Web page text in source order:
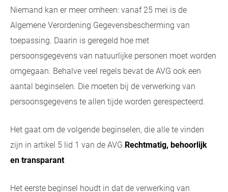
Niemand kan er meer omheen: vanaf 25 mei is de
Algemene Verordening Gegevensbescherming van
toepassing. Daarin is geregeld hoe met
persoonsgegevens van natuurlijke personen moet worden
omgegaan. Behalve veel regels bevat de AVG ook een
aantal beginselen. Die moeten bij de verwerking van
persoonsgegevens te allen tijde worden gerespecteerd.
Het gaat om de volgende beginselen, die alle te vinden
zijn in artikel 5 lid 1 van de AVG.Rechtmatig, behoorlijk
en transparant
Het eerste beginsel houdt in dat de verwerking van